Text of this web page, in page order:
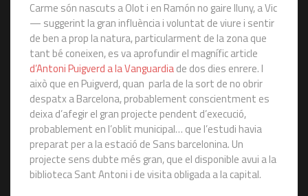
Carme són nascuts a Olot i en Ramón no gaire lluny, a Vic
— suggerint la gran influència i voluntat de viure i sentir
de ben a prop la natura, particularment de la zona que
tant bé coneixen, es va aprofundir el magnífic article
d’Antoni Puigverd a la Vanguardiade dos dies enrere. I
això que en Puigverd, quan parla de la sort de no obrir
despatx a Barcelona, probablement conscientment es
deixa d’afegir el gran projecte pendent d’execució,
probablement en l’oblit municipal… que l’estudi havia
preparat per a la estació de Sans barcelonina. Un
projecte sens dubte més gran, que el disponible avui a la
biblioteca Sant Antoni i de visita obligada a la capital.